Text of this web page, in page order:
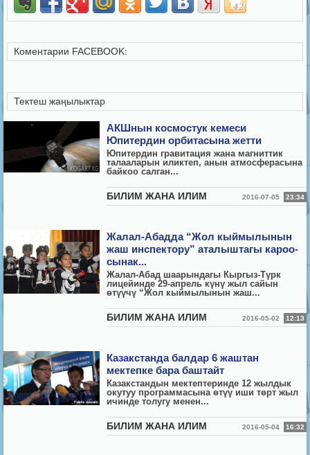
Коментарии FACEBOOK:
Тектеш жаңылыктар
АКШнын космостук кемеси
Юпитердин орбитасына жетти
Юпитердин гравитация жана магниттик
талааларын иликтеп, анын атмосферасына
байкоо салган...
БИЛИМ ЖАНА ИЛИМ 2016-07-05 23:34
Жалал-Абадда “Жол кыймылынын
жаш инспектору” аталыштагы кароо-
сынак...
Жалал-Абад шаарындагы Кыргыз-Түрк
лицейинде 29-апрель күнү жыл сайын
өтүүчү “Жол кыймылынын жаш...
БИЛИМ ЖАНА ИЛИМ 2016-05-02 12:13
Казакстанда балдар 6 жаштан
мектепке бара баштайт
Казакстандын мектептеринде 12 жылдык
окутуу программасына өтүү иши төрт жыл
ичинде толугу менен...
БИЛИМ ЖАНА ИЛИМ 2016-05-04 16:32